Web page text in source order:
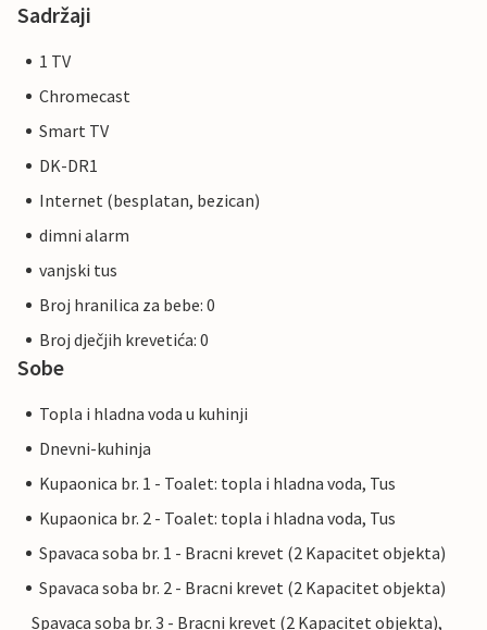
Sadržaji
1 TV
Chromecast
Smart TV
DK-DR1
Internet (besplatan, bezican)
dimni alarm
vanjski tus
Broj hranilica za bebe: 0
Broj dječjih krevetića: 0
Sobe
Topla i hladna voda u kuhinji
Dnevni-kuhinja
Kupaonica br. 1 - Toalet: topla i hladna voda, Tus
Kupaonica br. 2 - Toalet: topla i hladna voda, Tus
Spavaca soba br. 1 - Bracni krevet (2 Kapacitet objekta)
Spavaca soba br. 2 - Bracni krevet (2 Kapacitet objekta)
Spavaca soba br. 3 - Bracni krevet (2 Kapacitet objekta),